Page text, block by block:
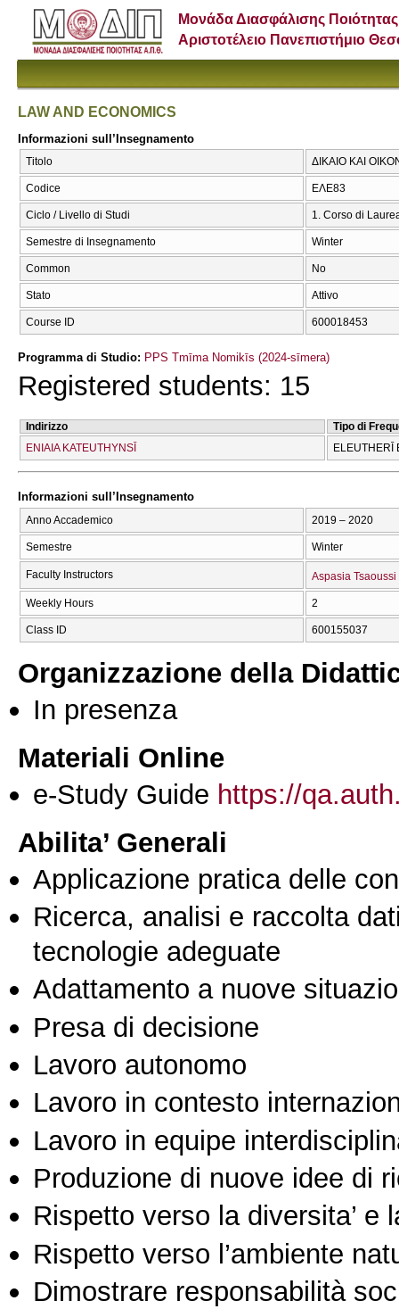
Μονάδα Διασφάλισης Ποιότητας
Αριστοτέλειο Πανεπιστήμιο
LAW AND ECONOMICS
Informazioni sull’Insegnamento
Titolo ΔΙΚΑΙΟ ΚΑΙ
Codice ΕΛΕ83
Ciclo / Livello di Studi 1. Corso di
Semestre di Insegnamento Winter
Common No
Stato Attivo
Course ID 600018453
Programma di Studio: PPS Tmīma Nomikīs (2024-sīmera)
Registered students: 15
Indirizzo
Tipo di
ENIAIA KATEUTHYNSĪ
ELEUTHERĪ
Informazioni sull’Insegnamento
Anno Accademico 2019 – 2020
Semestre Winter
Faculty Instructors Aspasia Tsaoussi
Weekly Hours 2
Class ID 600155037
Organizzazione della
In presenza
Materiali Online
e-Study Guide https://
Abilita’ Generali
Applicazione pratica delle
Ricerca, analisi e raccolta
tecnologie adeguate
Adattamento a nuove
Presa di decisione
Lavoro autonomo
Lavoro in contesto
Lavoro in equipe
Produzione di nuove idee di
Rispetto verso la diversita’ e
Rispetto verso l’ambiente
Dimostrare responsabilità